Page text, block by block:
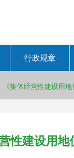
行政规章
营性建设用
《集体经营性建设用